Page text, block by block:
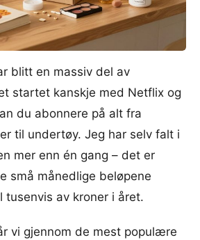
blitt en massiv del av
startet kanskje med Netflix og
du abonnere på alt fra
til undertøy. Jeg har selv falt i
mer enn én gang – det er
små månedlige beløpene
tusenvis av kroner i året.
vi gjennom de mest populære